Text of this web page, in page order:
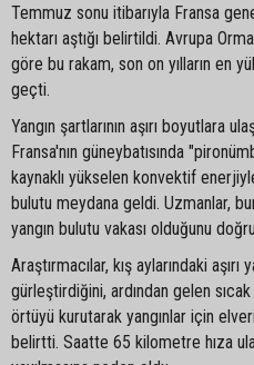
Temmuz sonu itibarıyla Fransa
hektarı aştığı belirtildi. Avrupa
göre bu rakam, son on yılların en
geçti.
Yangın şartlarının aşırı boyutlara
Fransa'nın güneybatısında
kaynaklı yükselen konvektif
bulutu meydana geldi. Uzmanlar,
yangın bulutu vakası olduğunu
Araştırmacılar, kış aylarındaki aşırı
gürleştirdiğini, ardından gelen sıcak
örtüyü kurutarak yangınlar için
belirtti. Saatte 65 kilometre hıza